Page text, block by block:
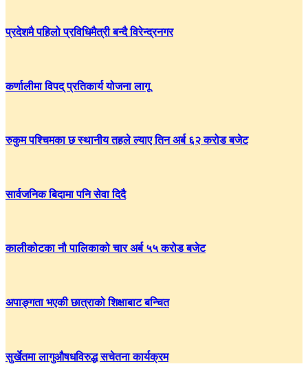
प्रदेशमै पहिलो प्रविधिमैत्री बन्दै विरेन्द्रनगर
कर्णालीमा विपद् प्रतिकार्य योजना लागू
रुकुम पश्चिमका छ स्थानीय तहले ल्याए तिन अर्ब ६२ करोड बजेट
सार्वजनिक बिदामा पनि सेवा दिदै
कालीकोटका नौ पालिकाको चार अर्ब ५५ करोड बजेट
अपाङ्गता भएकी छात्राको शिक्षाबाट बन्चित
सुर्खेतमा लागुऔषधविरुद्ध सचेतना कार्यक्रम